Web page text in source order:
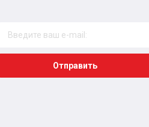
Отправить